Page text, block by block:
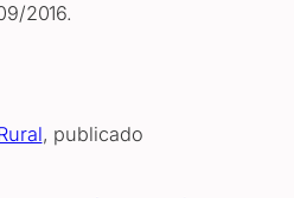
2016.
, publicado